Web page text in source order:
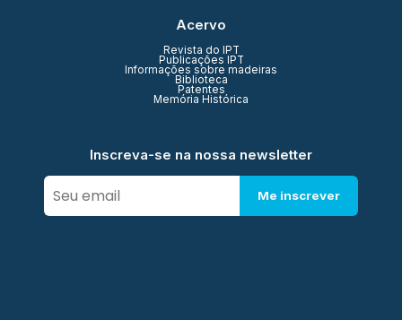
Acervo
Revista do IPT
Publicações IPT
Informações sobre madeiras
Biblioteca
Patentes
Memória Histórica
Inscreva-se na nossa newsletter
Me inscrever